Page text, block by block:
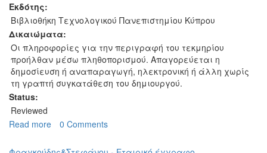
Εκδότης:
Βιβλιοθήκη Τεχνολογικού Πανεπιστημίου Κύπρου
Δικαιώματα:
Οι πληροφορίες για την περιγραφή του τεκμηρίου
προήλθαν μέσω πληθοπορισμού. Απαγορεύεται η
δημοσίευση ή αναπαραγωγή, ηλεκτρονική ή άλλη χωρίς
τη γραπτή συγκατάθεση του δημιουργού.
Status:
Reviewed
Read more about
Ιωακείμ
0 Comments